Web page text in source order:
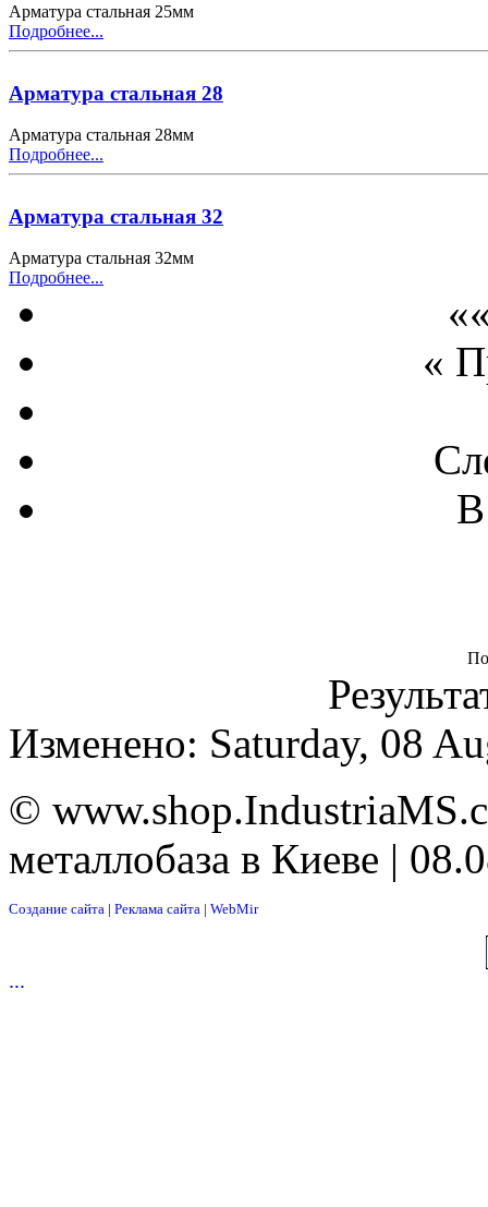
Арматура стальная 25мм
Подробнее...
Арматура стальная 28
Арматура стальная 28мм
Подробнее...
Арматура стальная 32
Арматура стальная 32мм
Подробнее...
«
Изменено: Saturday, 08
©
металлобаза в Киеве |
Создание сайта | Реклама сайта | WebMir
...